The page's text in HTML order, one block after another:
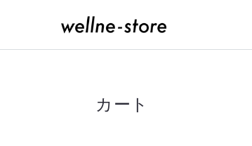
カート